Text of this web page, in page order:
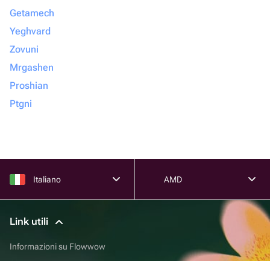
Getamech
Yeghvard
Zovuni
Mrgashen
Proshian
Ptgni
Italiano AMD
Link utili
Informazioni su Flowwow